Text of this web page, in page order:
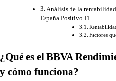
Análisis de la
España Positivo FI
Factores
¿Qué es el BBVA
y cómo funciona?